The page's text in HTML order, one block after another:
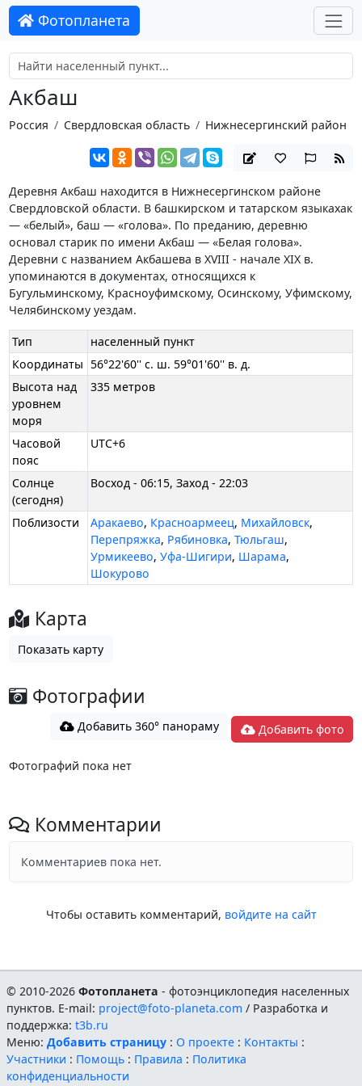
Фотопланета
Акбаш
Россия Свердловская область Нижнесергинский район
Деревня Акбаш находится в Нижнесергинском районе
Свердловской области. В башкирском и татарском языкахак
— «белый», баш — «голова». По преданию, деревню
основал старик по имени Акбаш — «Белая голова».
Деревни с названием Акбашева в XVIII - начале XIX в.
упоминаются в документах, относящихся к
Бугульминскому, Красноуфимскому, Осинскому, Уфимскому,
Челябинскому уездам.
Тип
населенный пункт
Координаты 56°22'60'' с. ш. 59°01'60'' в. д.
Высота над
уровнем
моря
335 метров
Часовой
пояс
UTC+6
Солнце
(сегодня)
Восход - 06:15, Заход - 22:03
Поблизости Аракаево, Красноармеец, Михайловск,
Перепряжка, Рябиновка,Тюльгаш,
Урмикеево,Уфа-Шигири, Шарама,
Шокурово
Карта
Показать карту
Фотографии
Добавить 360° панораму Добавить фото
Фотографий пока нет
Комментарии
Комментариев пока нет.
Чтобы оставить комментарий, войдите на сайт
© 2010-2026Фотопланета - фотоэнциклопедия населенных
пунктов. E-mail: project@foto-planeta.com / Разработка и
поддержка:t3b.ru
Меню:Добавить страницу : О проекте : Контакты :
Участники : Помощь : Правила : Политика
конфиденциальности